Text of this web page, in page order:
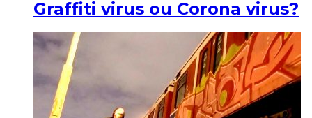
Graffiti virus ou Corona virus?